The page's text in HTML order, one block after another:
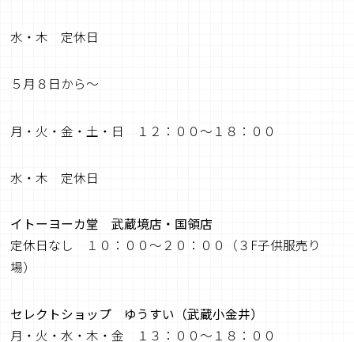
水・木 定休日
５月８日から～
月・火・金・土・日 １２：００～１８：００
水・木 定休日
イトーヨーカ堂 武蔵境店・国領店
定休日なし １０：００～２０：００（３F子供服売り
場）
セレクトショップ ゆうすい（武蔵小金井）
月・火・水・木・金 １３：００～１８：００